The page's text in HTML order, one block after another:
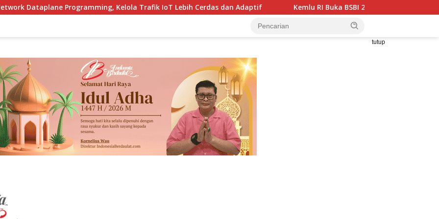
Kelola Trafik IoT Lebih Cerdas dan Adaptif Kemlu RI Buka BSBI 2026, Peserta ASEAN Diajak Kenali Seni dan
tutup